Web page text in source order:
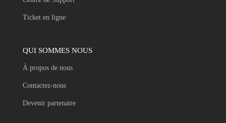
Ticket en ligne
QUI SOMMES NOUS
À propos de nous
Contactez-nous
Devenir partenaire